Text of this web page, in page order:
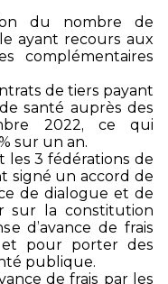
du nombre de
ayant recours aux
complémentaires
de tiers payant
santé auprès des
2022, ce qui
sur un an.
les 3 fédérations de
signé un accord de
de dialogue et de
sur la constitution
d’avance de frais
pour porter des
publique.
de frais par les